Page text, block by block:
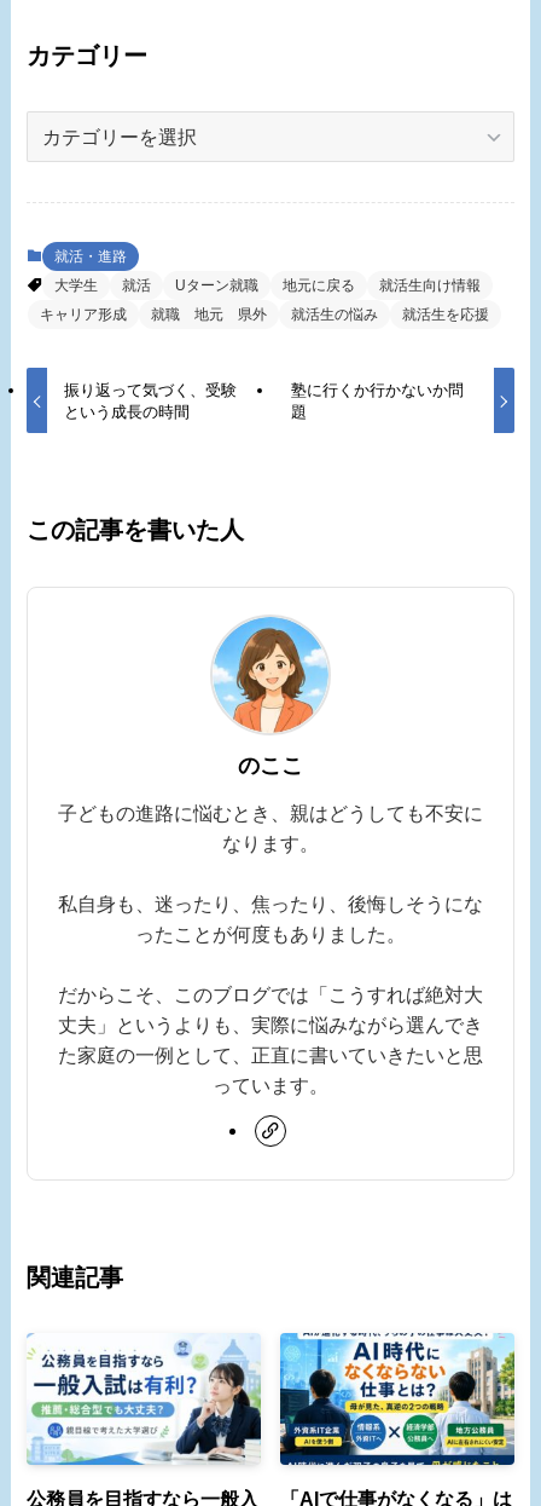
カテゴリー
ー 就活・進路
大学生
就活 Uターン就職 地元に戻る
就活生向け情報
キャリア形成
就職 地元 県外 就活生の悩み 就活生を応援
振り返って気づく、受験
という成長の時間
塾に行くか行かないか問
題
この記事を書いた人
のここ
子どもの進路に悩むとき、親はどうしても不安に
なります。
私自身も、迷ったり、焦ったり、後悔しそうにな
ったことが何度もありました。
だからこそ、このブログでは「こうすれば絶対大
丈夫」というよりも、実際に悩みながら選んでき
た家庭の一例として、正直に書いていきたいと思
っています。
関連記事
公務員を目指すなら一般入
「AIで仕事がなくなる」は